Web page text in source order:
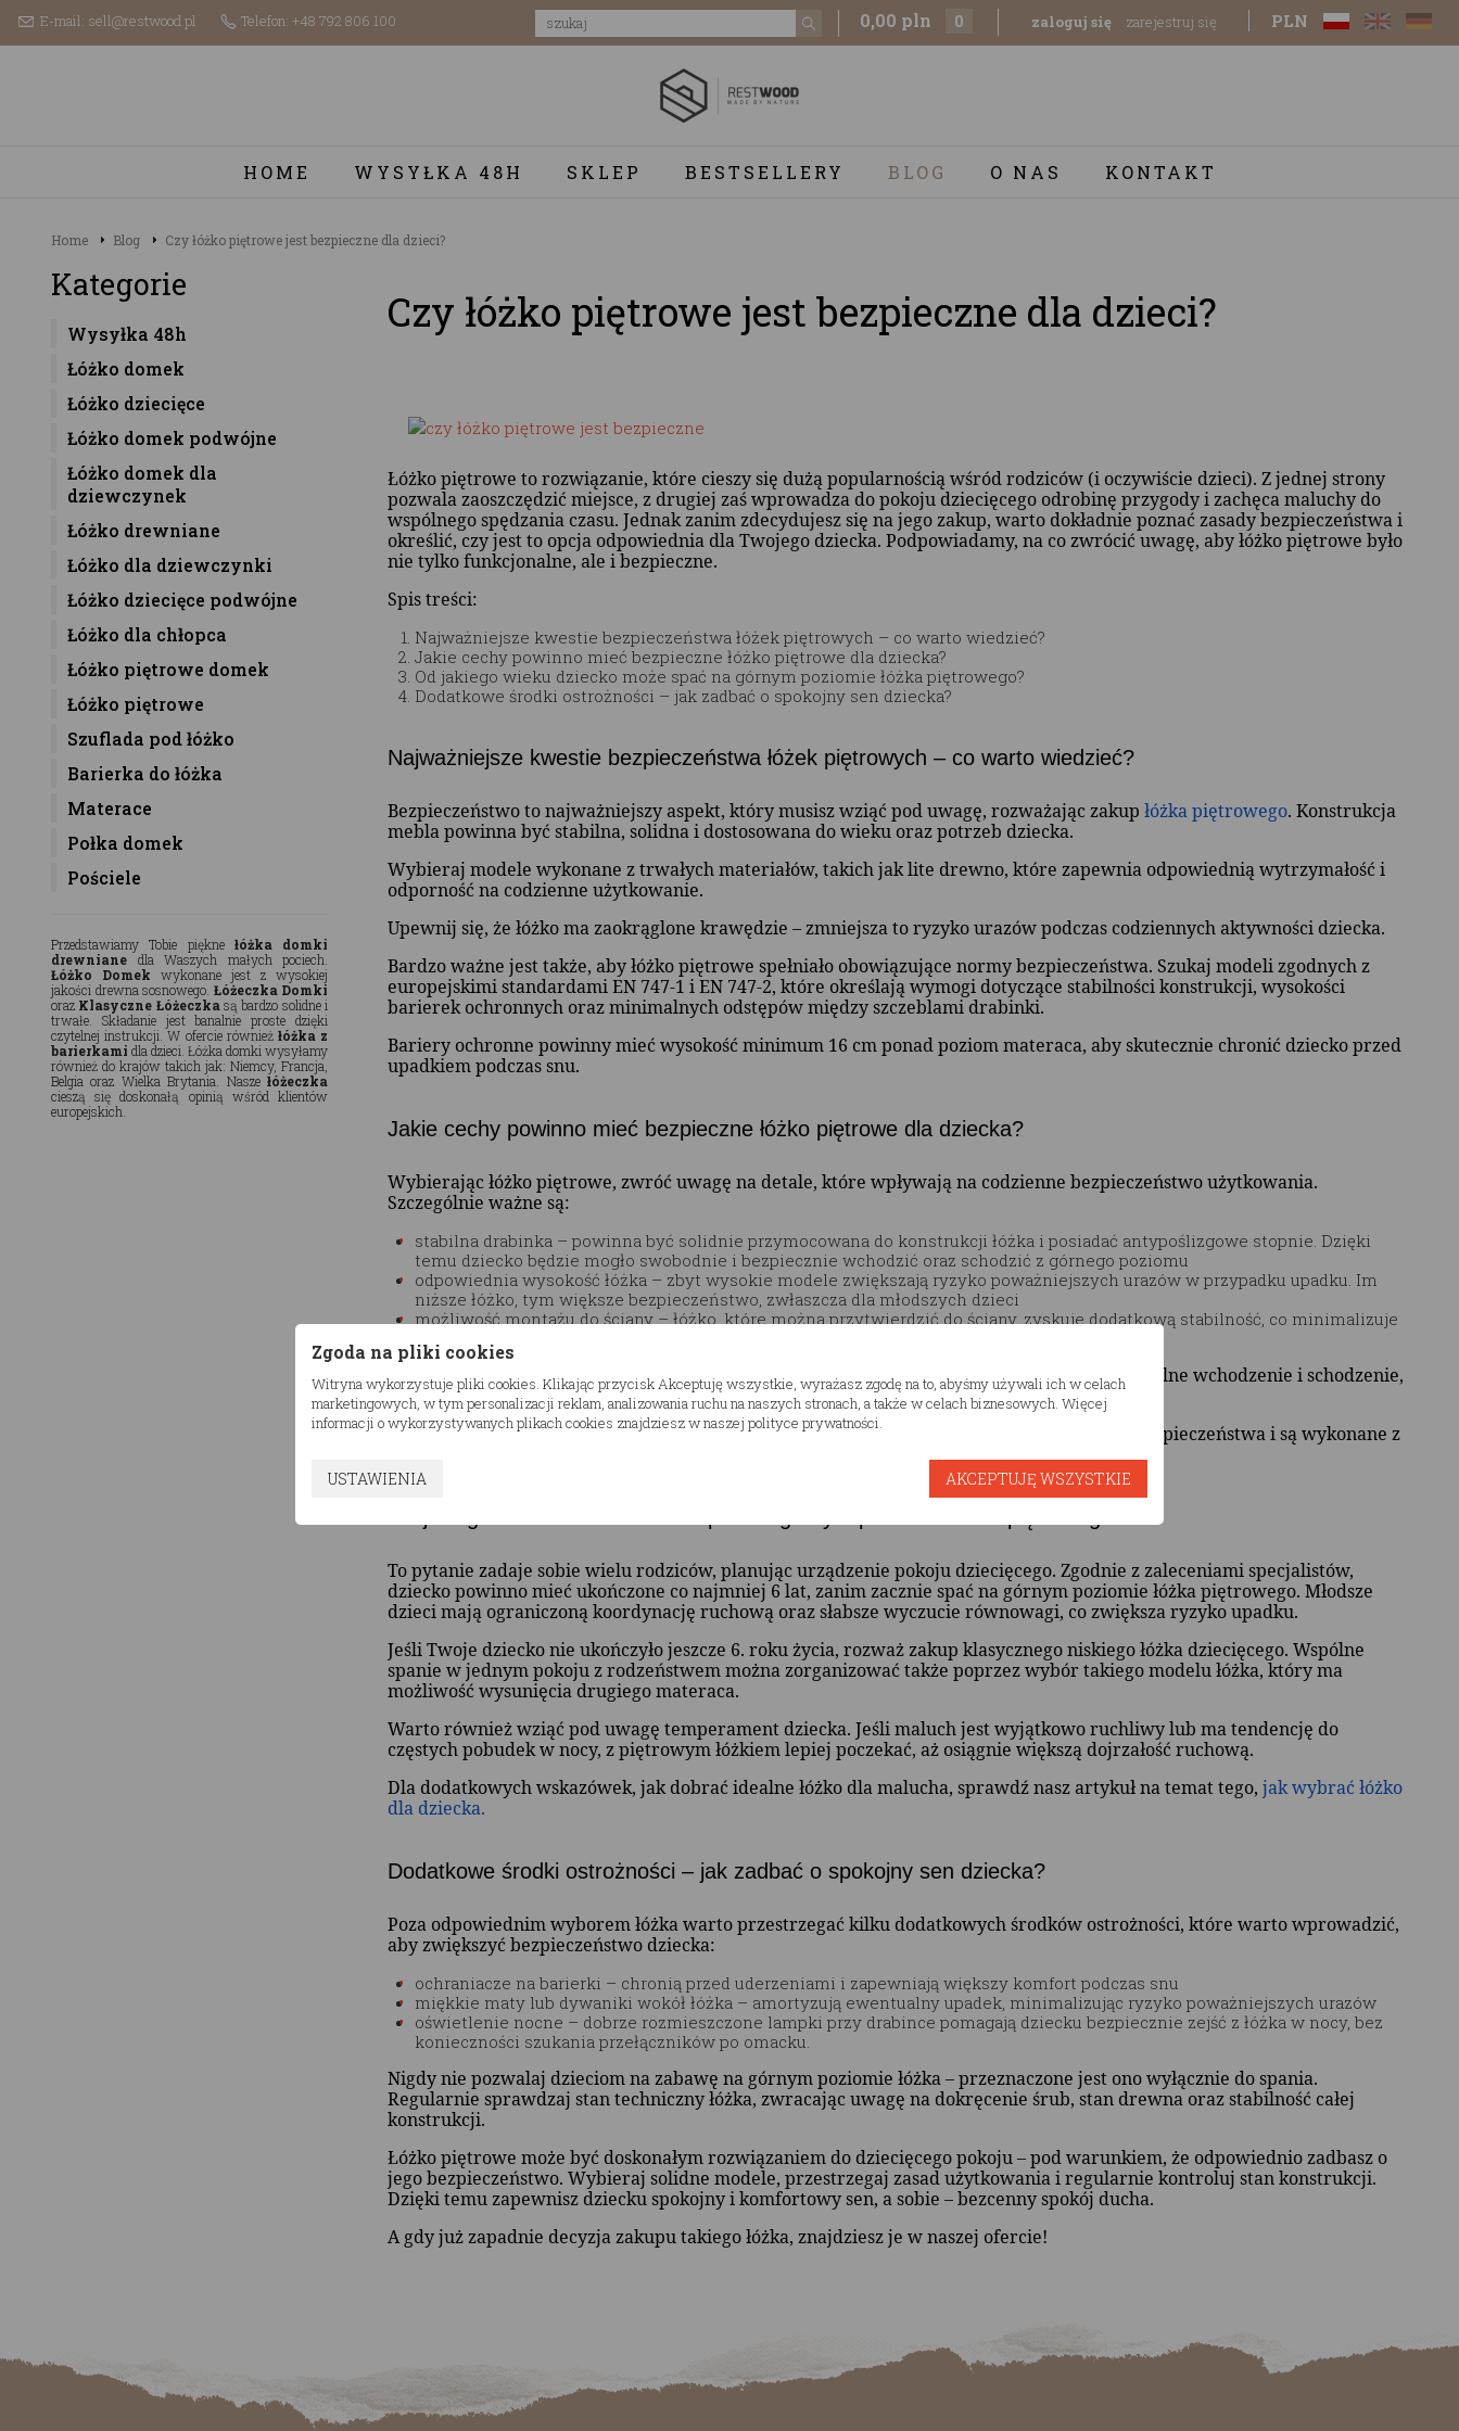
E-mail: sell@restwood.pl Telefon: +48 792 806 100 0,00 pln 0 zaloguj się zarejestruj się PLN
HOME WYSYŁKA 48H SKLEP BESTSELLERY BLOG O NAS KONTAKT
Home Blog Czy łóżko piętrowe jest bezpieczne dla dzieci?
Kategorie
Wysyłka 48h
Łóżko domek
Łóżko dziecięce
Łóżko domek podwójne
Łóżko domek dla
dziewczynek
Łóżko drewniane
Łóżko dla dziewczynki
Łóżko dziecięce podwójne
Łóżko dla chłopca
Łóżko piętrowe domek
Łóżko piętrowe
Szuflada pod łóżko
Barierka do łóżka
Materace
Połka domek
Pościele
Przedstawiamy Tobie piękne łóżka domki
drewnianedla Waszych małych pociech.
Łóżko Domek wykonane jest z wysokiej
jakości drewna sosnowego. Łóżeczka Domki
oraz Klasyczne Łóżeczkasą bardzo solidne i
trwałe. Składanie jest banalnie proste dzięki
czytelnej instrukcji. W ofercie również łóżka z
barierkami dla dzieci. Łóżka domki wysyłamy
również do krajów takich jak: Niemcy, Francja,
Belgia oraz Wielka Brytania. Nasze łóżeczka
cieszą się doskonałą opinią wśród klientów
europejskich.
Czy łóżko piętrowe jest bezpieczne dla dzieci?
Łóżko piętrowe to rozwiązanie, które cieszy się dużą popularnością wśród rodziców (i oczywiście dzieci). Z jednej strony
pozwala zaoszczędzić miejsce, z drugiej zaś wprowadza do pokoju dziecięcego odrobinę przygody i zachęca maluchy do
wspólnego spędzania czasu. Jednak zanim zdecydujesz się na jego zakup, warto dokładnie poznać zasady bezpieczeństwa i
określić, czy jest to opcja odpowiednia dla Twojego dziecka. Podpowiadamy, na co zwrócić uwagę, aby łóżko piętrowe było
nie tylko funkcjonalne, ale i bezpieczne.
Spis treści:
Najważniejsze kwestie bezpieczeństwa łóżek piętrowych – co warto wiedzieć?
Jakie cechy powinno mieć bezpieczne łóżko piętrowe dla dziecka?
Od jakiego wieku dziecko może spać na górnym poziomie łóżka piętrowego?
Dodatkowe środki ostrożności – jak zadbać o spokojny sen dziecka?
Najważniejsze kwestie bezpieczeństwa łóżek piętrowych – co warto wiedzieć?
Bezpieczeństwo to najważniejszy aspekt, który musisz wziąć pod uwagę, rozważając zakup łóżka piętrowego. Konstrukcja
mebla powinna być stabilna, solidna i dostosowana do wieku oraz potrzeb dziecka.
Wybieraj modele wykonane z trwałych materiałów, takich jak lite drewno, które zapewnia odpowiednią wytrzymałość i
odporność na codzienne użytkowanie.
Upewnij się, że łóżko ma zaokrąglone krawędzie – zmniejsza to ryzyko urazów podczas codziennych aktywności dziecka.
Bardzo ważne jest także, aby łóżko piętrowe spełniało obowiązujące normy bezpieczeństwa. Szukaj modeli zgodnych z
europejskimi standardami EN 747-1 i EN 747-2, które określają wymogi dotyczące stabilności konstrukcji, wysokości
barierek ochronnych oraz minimalnych odstępów między szczeblami drabinki.
Bariery ochronne powinny mieć wysokość minimum 16 cm ponad poziom materaca, aby skutecznie chronić dziecko przed
upadkiem podczas snu.
Jakie cechy powinno mieć bezpieczne łóżko piętrowe dla dziecka?
Wybierając łóżko piętrowe, zwróć uwagę na detale, które wpływają na codzienne bezpieczeństwo użytkowania.
Szczególnie ważne są:
stabilna drabinka – powinna być solidnie przymocowana do konstrukcji łóżka i posiadać antypoślizgowe stopnie. Dzięki
temu dziecko będzie mogło swobodnie i bezpiecznie wchodzić oraz schodzić z górnego poziomu
odpowiednia wysokość łóżka – zbyt wysokie modele zwiększają ryzyko poważniejszych urazów w przypadku upadku. Im
niższe łóżko, tym większe bezpieczeństwo, zwłaszcza dla młodszych dzieci
możliwość montażu do ściany – łóżko, które można przytwierdzić do ściany, zyskuje dodatkową stabilność, co minimalizuje
Pamiętaj także o wyborze odpowiedniego materaca. Zbyt miękki może utrudnić dziecku stabilne wchodzenie i schodzenie,
natomiast zbyt wysoki zmniejsza skuteczność barier ochronnych.
W ofercie naszego sklepu znajdzieszłóżka dziecięce, które spełniają najwyższe standardy bezpieczeństwa i są wykonane z
To pytanie zadaje sobie wielu rodziców, planując urządzenie pokoju dziecięcego. Zgodnie z zaleceniami specjalistów,
dziecko powinno mieć ukończone co najmniej 6 lat, zanim zacznie spać na górnym poziomie łóżka piętrowego. Młodsze
dzieci mają ograniczoną koordynację ruchową oraz słabsze wyczucie równowagi, co zwiększa ryzyko upadku.
Jeśli Twoje dziecko nie ukończyło jeszcze 6. roku życia, rozważ zakup klasycznego niskiego łóżka dziecięcego. Wspólne
spanie w jednym pokoju z rodzeństwem można zorganizować także poprzez wybór takiego modelu łóżka, który ma
możliwość wysunięcia drugiego materaca.
Warto również wziąć pod uwagę temperament dziecka. Jeśli maluch jest wyjątkowo ruchliwy lub ma tendencję do
częstych pobudek w nocy, z piętrowym łóżkiem lepiej poczekać, aż osiągnie większą dojrzałość ruchową.
Dla dodatkowych wskazówek, jak dobrać idealne łóżko dla malucha, sprawdź nasz artykuł na temat tego, jak wybrać łóżko
dla dziecka.
Dodatkowe środki ostrożności – jak zadbać o spokojny sen dziecka?
Poza odpowiednim wyborem łóżka warto przestrzegać kilku dodatkowych środków ostrożności, które warto wprowadzić,
aby zwiększyć bezpieczeństwo dziecka:
ochraniacze na barierki – chronią przed uderzeniami i zapewniają większy komfort podczas snu
miękkie maty lub dywaniki wokół łóżka – amortyzują ewentualny upadek, minimalizując ryzyko poważniejszych urazów
oświetlenie nocne – dobrze rozmieszczone lampki przy drabince pomagają dziecku bezpiecznie zejść z łóżka w nocy, bez
konieczności szukania przełączników po omacku.
Nigdy nie pozwalaj dzieciom na zabawę na górnym poziomie łóżka – przeznaczone jest ono wyłącznie do spania.
Regularnie sprawdzaj stan techniczny łóżka, zwracając uwagę na dokręcenie śrub, stan drewna oraz stabilność całej
konstrukcji.
Łóżko piętrowe może być doskonałym rozwiązaniem do dziecięcego pokoju – pod warunkiem, że odpowiednio zadbasz o
jego bezpieczeństwo. Wybieraj solidne modele, przestrzegaj zasad użytkowania i regularnie kontroluj stan konstrukcji.
Dzięki temu zapewnisz dziecku spokojny i komfortowy sen, a sobie – bezcenny spokój ducha.
A gdy już zapadnie decyzja zakupu takiego łóżka, znajdziesz je w naszej ofercie!
Zgoda na pliki cookies
Witryna wykorzystuje pliki cookies. Klikając przycisk Akceptuję wszystkie, wyrażasz zgodę na to, abyśmy używali ich w celach
marketingowych, w tym personalizacji reklam, analizowania ruchu na naszych stronach, a także w celach biznesowych. Więcej
informacji o wykorzystywanych plikach cookies znajdziesz w naszej polityce prywatności.
USTAWIENIA AKCEPTUJĘ WSZYSTKIE